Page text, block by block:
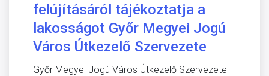
felújításáról tájékoztatja a
lakosságot Győr Megyei Jogú
Város Útkezelő Szervezete
Győr Megyei Jogú Város Útkezelő Szervezete